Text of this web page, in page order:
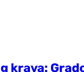
krava: